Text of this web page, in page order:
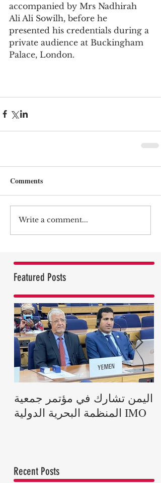
accompanied by Mrs Nadhirah
Ali Ali Sowilh, before he
presented his credentials during a
private audience at Buckingham
Palace, London.
Comments
Write a comment...
Featured Posts
اليمن تشارك في مؤتمر جمعية
المنظمة البحرية الدولية IMO
Recent Posts